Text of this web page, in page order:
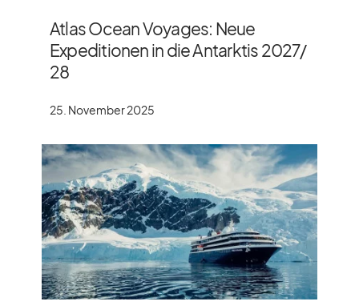
Atlas Ocean Voyages: Neue
Expeditionen in die Antarktis 2027/​
28
25. November 2025